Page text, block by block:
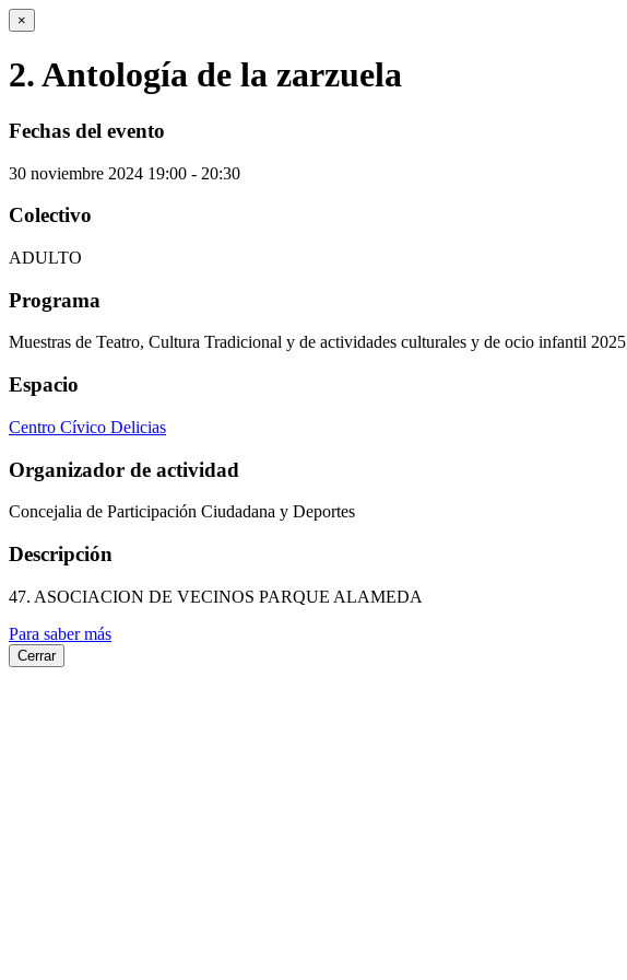
×
2. Antología de la zarzuela
Fechas del evento
30 noviembre 2024 19:00 - 20:30
Colectivo
ADULTO
Programa
Muestras de Teatro, Cultura Tradicional y de actividades culturales y de ocio infantil 2025
Espacio
Centro Cívico Delicias
Organizador de actividad
Concejalia de Participación Ciudadana y Deportes
Descripción
47. ASOCIACION DE VECINOS PARQUE ALAMEDA
Para saber más
Cerrar